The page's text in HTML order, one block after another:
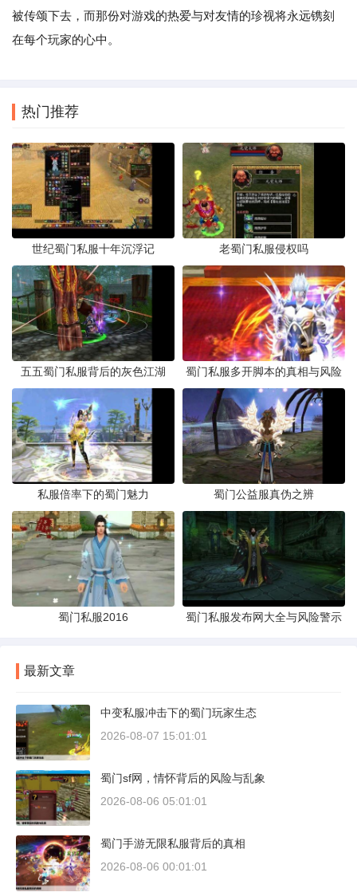
被传颂下去，而那份对游戏的热爱与对友情的珍视将永远镌刻
在每个玩家的心中。
热门推荐
世纪蜀门私服十年沉浮记 老蜀门私服侵权吗
五五蜀门私服背后的灰色江湖 蜀门私服多开脚本的真相与风险
私服倍率下的蜀门魅力 蜀门公益服真伪之辨
蜀门私服2016 蜀门私服发布网大全与风险警示
最新文章
中变私服冲击下的蜀门玩家生态
2026-08-07 15:01:01
蜀门sf网，情怀背后的风险与乱象
2026-08-06 05:01:01
蜀门手游无限私服背后的真相
2026-08-06 00:01:01